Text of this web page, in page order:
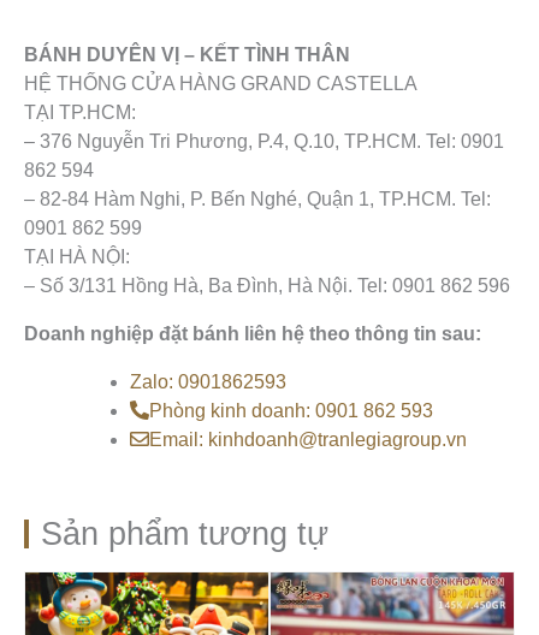
BÁNH DUYÊN VỊ – KẾT TÌNH THÂN
HỆ THỐNG CỬA HÀNG GRAND CASTELLA
TẠI TP.HCM:
– 376 Nguyễn Tri Phương, P.4, Q.10, TP.HCM. Tel: 0901
862 594
– 82-84 Hàm Nghi, P. Bến Nghé, Quận 1, TP.HCM. Tel:
0901 862 599
TẠI HÀ NỘI:
– Số 3/131 Hồng Hà, Ba Đình, Hà Nội. Tel: 0901 862 596
Doanh nghiệp đặt bánh liên hệ theo thông tin sau:
Zalo: 0901862593
Phòng kinh doanh: 0901 862 593
Email: kinhdoanh@tranlegiagroup.vn
Sản phẩm tương tự